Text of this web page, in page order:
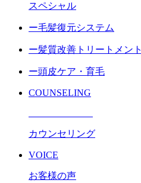
スペシャル
ー毛髪復元システム
ー髪質改善トリートメント
ー頭皮ケア・育毛
COUNSELING
カウンセリング
VOICE
お客様の声